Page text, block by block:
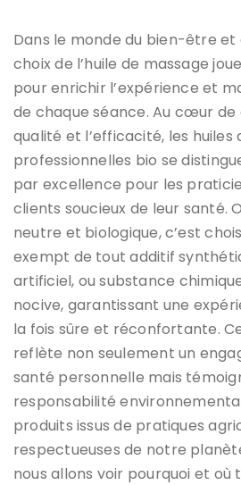
Dans le monde du bien-être et
choix de l’huile de massage
pour enrichir l’expérience et
de chaque séance. Au cœur
qualité et l’efficacité, les huiles
professionnelles bio se
par excellence pour les
clients soucieux de leur santé.
neutre et biologique, c’est
exempt de tout additif
artificiel, ou substance
nocive, garantissant une
la fois sûre et réconfortante.
reflète non seulement un
santé personnelle mais
responsabilité
produits issus de pratiques
respectueuses de notre
nous allons voir pourquoi et où